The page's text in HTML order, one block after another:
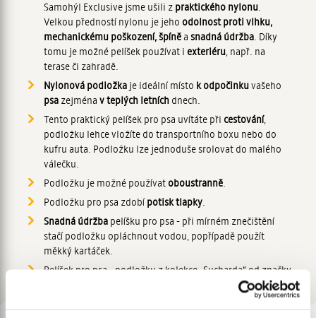
Samohýl Exclusive jsme ušili z praktického nylonu.
Velkou předností nylonu je jeho odolnost proti vlhku,
mechanickému poškození, špíněa snadná údržba. Díky
tomu je možné pelíšek používat i exteriéru, např. na
terase či zahradě.
Nylonová podložka je ideální místo k odpočinkuvašeho
psa zejména v teplých letních dnech.
Tento praktický pelíšek pro psa uvítáte při cestování,
podložku lehce vložíte do transportního boxu nebo do
kufru auta. Podložku lze jednoduše srolovat do malého
válečku.
Podložku je možné používat oboustranně.
Podložku pro psa zdobí potisk tlapky.
Snadná údržba pelíšku pro psa - při mírném znečištění
stačí podložku opláchnout vodou, popřípadě použít
měkký kartáček.
Pelíšek pro psa - podložku z kolekce „Sucharda“ od značky
Samohýl Exclusive je vyroben v České republice.